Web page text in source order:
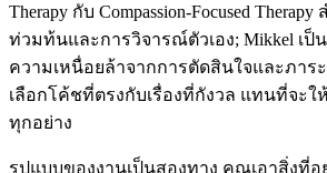
Therapy กับ Compassion-Focused
ท่วมท้นและการวิจารณ์ตัวเอง; Mikkel เ
ความเหนื่อยล้าจากการตัดสินใจและภาร
เลือกโค้ชที่ตรงกับเรื่องที่กังวล แทนที่จะใ
ทุกอย่าง
รูปแบบของงานเป็นสองทาง คุณเอาสิ่งที่อ